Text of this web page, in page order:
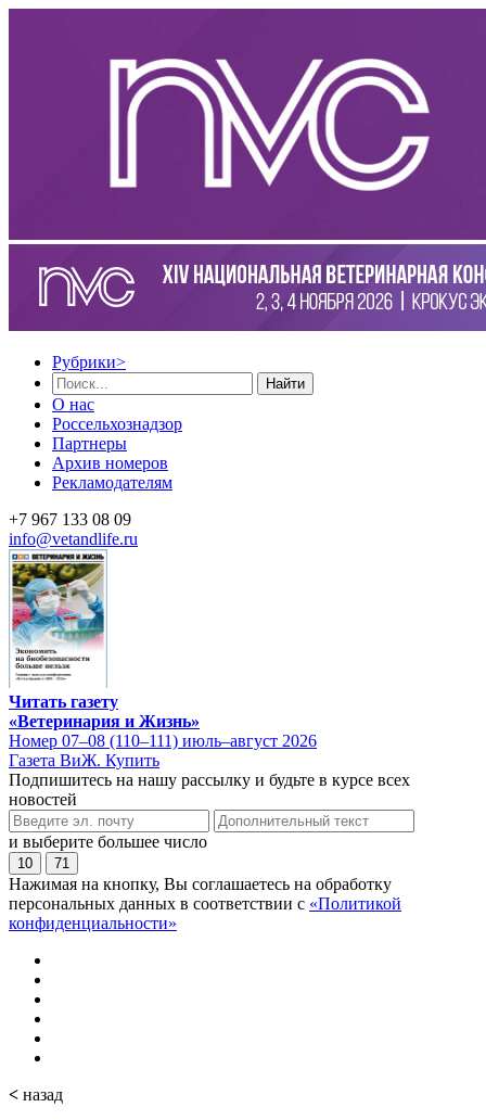
Рубрики>
Найти
О нас
Россельхознадзор
Партнеры
Архив номеров
Рекламодателям
+7 967 133 08 09
info@vetandlife.ru
Читать газету
«Ветеринария и Жизнь»
Номер 07–08 (110–111) июль–август 2026
Газета ВиЖ. Купить
Подпишитесь на нашу рассылку и будьте в курсе всех
новостей
и выберите большее число
10 71
Нажимая на кнопку, Вы соглашаетесь на обработку
персональных данных в соответствии с «Политикой
конфиденциальности»
< назад